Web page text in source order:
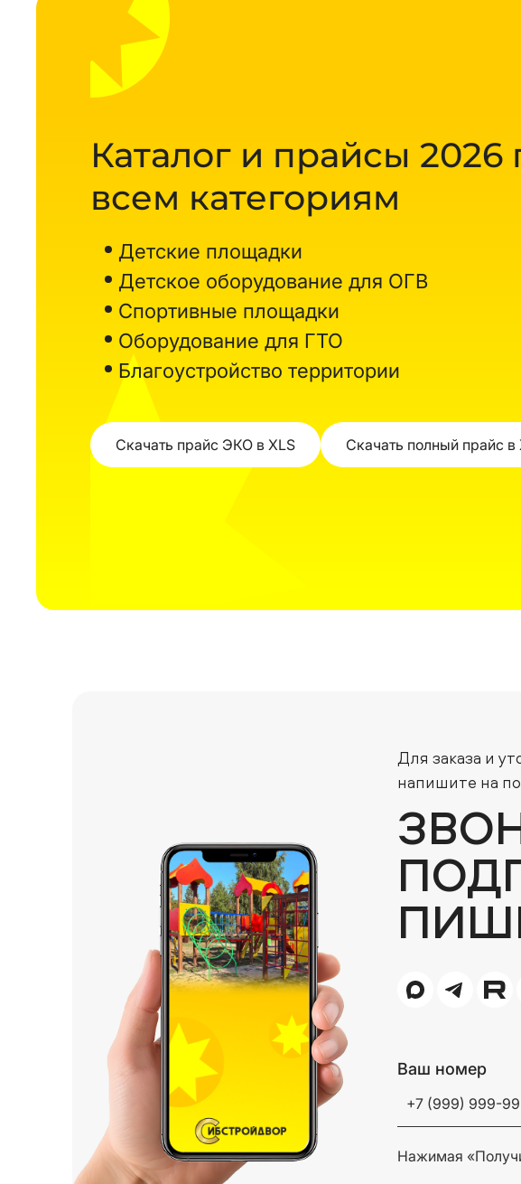
Каталог и прайсы 2026
всем категориям
Детские площадки
Детское оборудование для ОГВ
Спортивные площадки
Оборудование для ГТО
Благоустройство территории
Скачать прайс ЭКО в XLS Скачать полный прайс в
Для заказа и
напишите на
Ваш номер
Нажимая